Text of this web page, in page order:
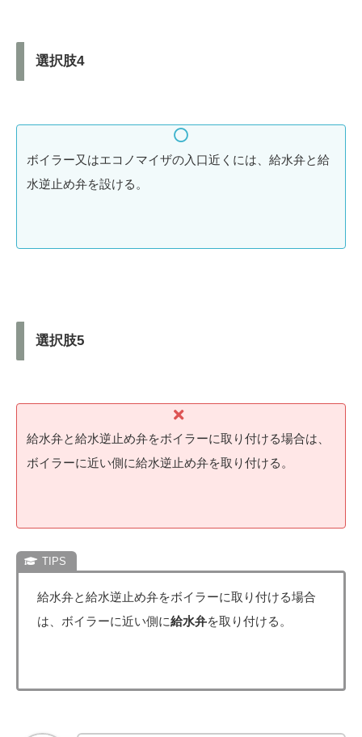
選択肢4
ボイラー又はエコノマイザの入口近くには、給水弁と給
水逆止め弁を設ける。
選択肢5
給水弁と給水逆止め弁をボイラーに取り付ける場合は、
ボイラーに近い側に給水逆止め弁を取り付ける。
給水弁と給水逆止め弁をボイラーに取り付ける場合
は、ボイラーに近い側に給水弁を取り付ける。